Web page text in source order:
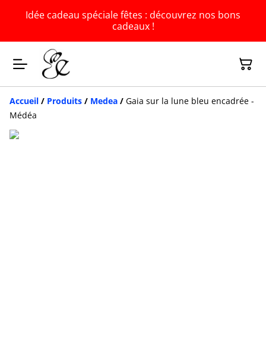
Idée cadeau spéciale fêtes : découvrez nos bons
cadeaux !
Accueil / Produits / Medea / Gaia sur la lune bleu encadrée -
Médéa